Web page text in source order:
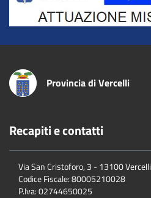
Provincia di Vercelli
Recapiti e contatti
Via San Cristoforo, 3 - 13100 Vercelli
Codice Fiscale:80005210028
P.Iva:02744650025